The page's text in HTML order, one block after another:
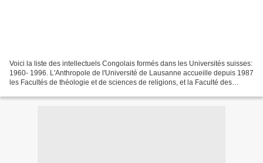
Voici la liste des intellectuels Congolais formés dans les Universités suisses:
1960- 1996. L'Anthropole de l'Université de Lausanne accueille depuis 1987
les Facultés de théologie et de sciences de religions, et la Faculté des